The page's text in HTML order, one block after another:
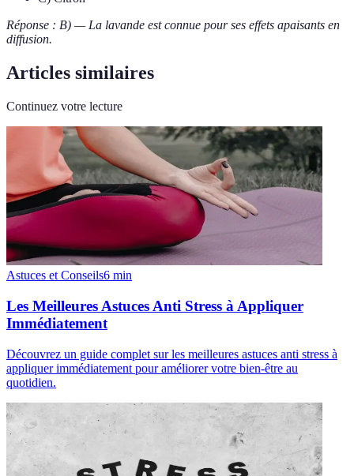
Réponse : B) — La lavande est connue pour ses effets apaisants en
diffusion.
Articles similaires
Continuez votre lecture
Astuces et Conseils6 min
Les Meilleures Astuces Anti Stress à Appliquer
Immédiatement
Découvrez un guide complet sur les meilleures astuces anti stress à
appliquer immédiatement pour améliorer votre bien-être au
quotidien.